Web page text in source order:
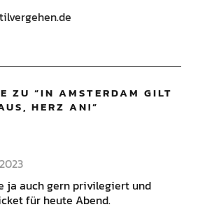
ZU “IN AMSTERDAM GILT
HERZ AN!”
ja auch gern privilegiert und
für heute Abend.